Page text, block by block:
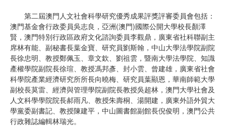
第二屆澳門人文社會科學研究優秀成果評獎評審委員會包括：
澳門基金會行政委員吳志良，亞洲(澳門)國際公開大學校長顏澤
賢，澳門特別行政區政府文化諮詢委員李觀鼎，廣東省社科聯副主
席林有能、副秘書長葉金寶、研究員劉斯翰，中山大學法學院副院
長徐忠明、教授鄭佩玉、章文欽、劉祖雲，暨南大學法學院、知識
產權學院副院長徐瑄、教授馮邦彥、封小雲、曾建雄，廣東省社會
科學院產業經濟研究所所長向曉梅、研究員葉顯恩，華南師範大學
副校長莫雷、經濟與管理學院副院長教授吳超林，澳門大學社會及
人文科學學院院長郝雨凡、教授朱壽桐、湯開建，廣東外語外貿大
學黨委副書記、教授陳建平，中山圖書館副館長倪俊明，澳門公共
行政雜誌編輯林瑞光。